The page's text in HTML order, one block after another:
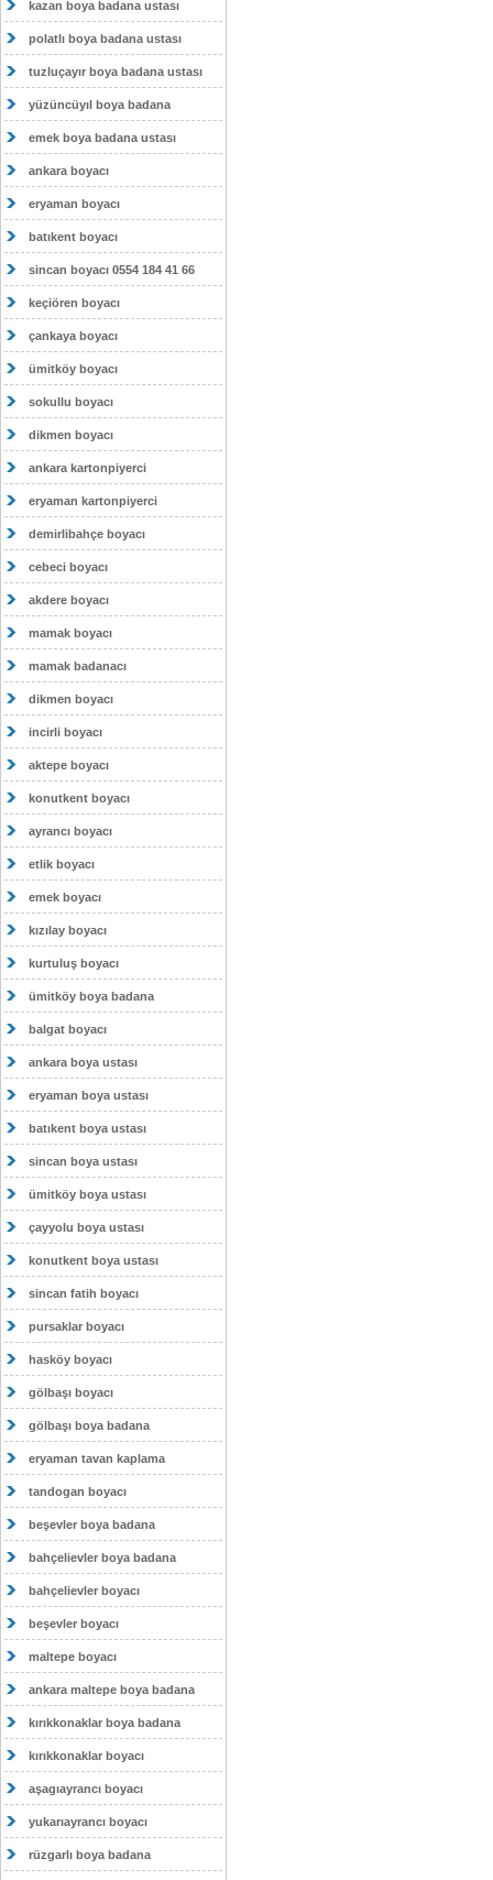
kazan boya badana ustası
polatlı boya badana ustası
tuzluçayır boya badana ustası
yüzüncüyıl boya badana
emek boya badana ustası
ankara boyacı
eryaman boyacı
batıkent boyacı
sincan boyacı 0554 184 41 66
keçiören boyacı
çankaya boyacı
ümitköy boyacı
sokullu boyacı
dikmen boyacı
ankara kartonpiyerci
eryaman kartonpiyerci
demirlibahçe boyacı
cebeci boyacı
akdere boyacı
mamak boyacı
mamak badanacı
dikmen boyacı
incirli boyacı
aktepe boyacı
konutkent boyacı
ayrancı boyacı
etlik boyacı
emek boyacı
kızılay boyacı
kurtuluş boyacı
ümitköy boya badana
balgat boyacı
ankara boya ustası
eryaman boya ustası
batıkent boya ustası
sincan boya ustası
ümitköy boya ustası
çayyolu boya ustası
konutkent boya ustası
sincan fatih boyacı
pursaklar boyacı
hasköy boyacı
gölbaşı boyacı
gölbaşı boya badana
eryaman tavan kaplama
tandogan boyacı
beşevler boya badana
bahçelievler boya badana
bahçelievler boyacı
beşevler boyacı
maltepe boyacı
ankara maltepe boya badana
kırıkkonaklar boya badana
kırıkkonaklar boyacı
aşagıayrancı boyacı
yukarıayrancı boyacı
rüzgarlı boya badana